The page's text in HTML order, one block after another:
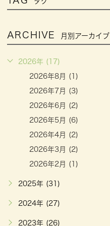
ARCHIVE 月別アーカイブ
2026年 (17)
2026年8月 (1)
2026年7月 (3)
2026年6月 (2)
2026年5月 (6)
2026年4月 (2)
2026年3月 (2)
2026年2月 (1)
2025年 (31)
2024年 (27)
2023年 (26)